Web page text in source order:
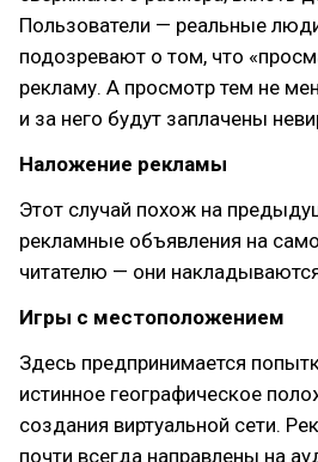
Пользователи — реальные
подозревают о том, что
рекламу. А просмотр тем не
и за него будут заплачены
Наложение рекламы
Этот случай похож на
рекламные объявления на
читателю — они
Игры с местоположением
Здесь предпринимается
истинное географическое
создания виртуальной сети.
почти всегда направлены на